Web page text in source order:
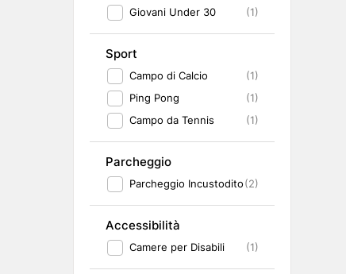
Giovani Under 30
(1)
Sport
Campo di Calcio
(1)
Ping Pong
(1)
Campo da Tennis
(1)
Parcheggio
Parcheggio Incustodito(2)
Accessibilità
Camere per Disabili (1)